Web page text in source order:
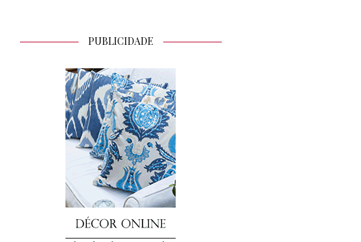
PUBLICIDADE